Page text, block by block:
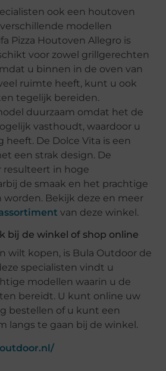
ook een houtoven
modellen
Pizza Houtoven Allegro is
voor zowel grillgerechten
u binnen in de oven van
ruimte heeft, kunt u ook
tegelijk bereiden.
duurzaam omdat het de
vasthoudt, waardoor u
De Dolce Vita is een
een strak design. De
resulteert in hoge
de smaak en het prachtige
Bekijk deze en meer
van deze winkel.
bij de winkel of shop online
wilt kopen, is Bula Outdoor de
specialisten vindt u
modellen waarin u de
bereidt. U kunt online uw
bestellen of u kunt een
langs te gaan bij de winkel.